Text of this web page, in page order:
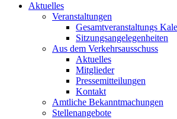
Aktuelles
Veranstaltungen
Gesamtveranstaltungs
Sitzungsangelegenheiten
Aus dem Verkehrsausschuss
Aktuelles
Mitglieder
Pressemitteilungen
Kontakt
Amtliche Bekanntmachungen
Stellenangebote